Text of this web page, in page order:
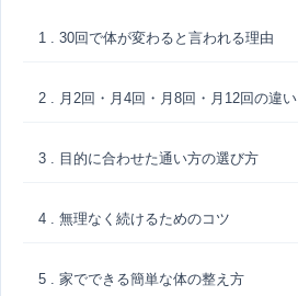
1 . 30回で体が変わると言われる理由
2 . 月2回・月4回・月8回・月12回の違い
3 . 目的に合わせた通い方の選び方
4 . 無理なく続けるためのコツ
5 . 家でできる簡単な体の整え方